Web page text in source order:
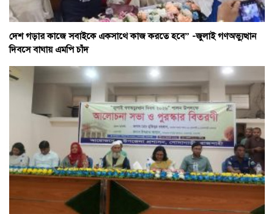
দেশ গড়ার কাজে সবাইকে একসাথে কাজ করতে হবে” -জুলাই গণঅভ্যুত্থান
দিবসে বাঘায় এমপি চাঁদ